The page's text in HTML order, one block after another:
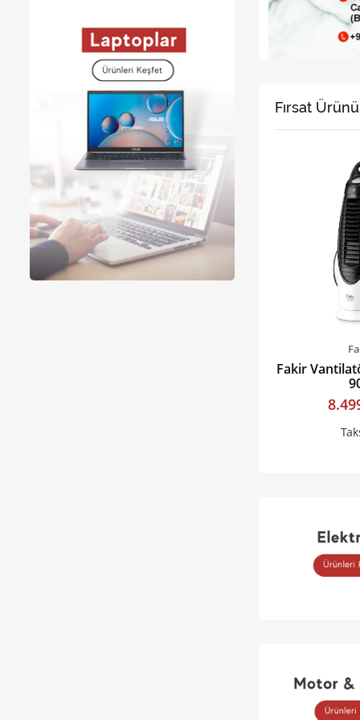
Fırsat Ürünü
Fakir